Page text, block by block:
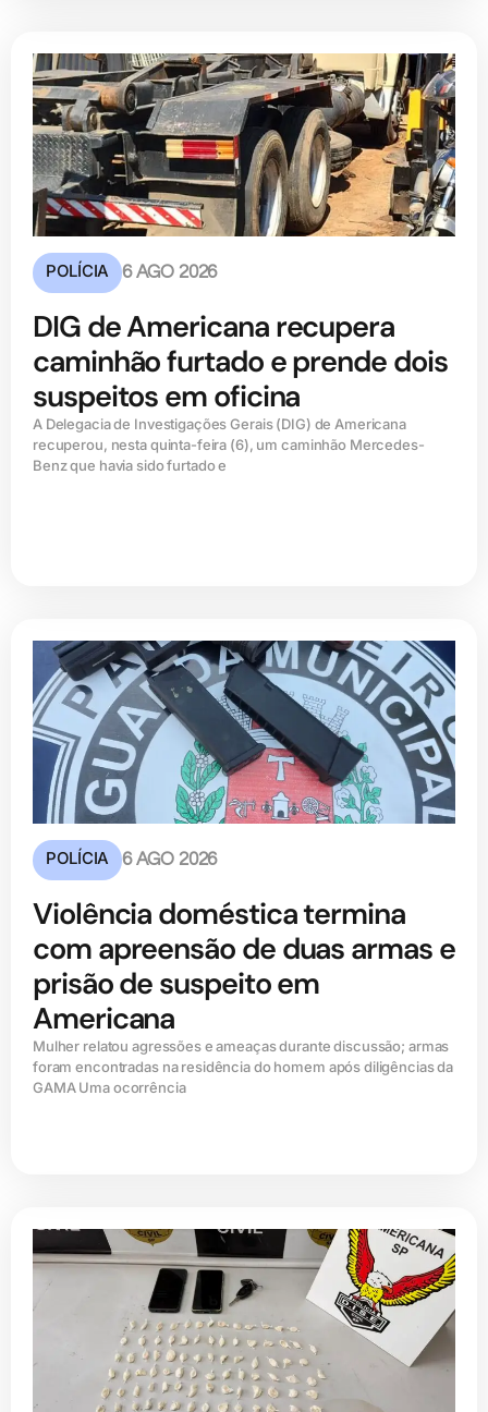
POLÍCIA 6 AGO 2026
DIG de Americana recupera
caminhão furtado e prende dois
suspeitos em oficina
A Delegacia de Investigações Gerais (DIG) de Americana
recuperou, nesta quinta-feira (6), um caminhão Mercedes-
Benz que havia sido furtado e
POLÍCIA 6 AGO 2026
Violência doméstica termina
com apreensão de duas armas e
prisão de suspeito em
Americana
Mulher relatou agressões e ameaças durante discussão; armas
foram encontradas na residência do homem após diligências da
GAMA Uma ocorrência